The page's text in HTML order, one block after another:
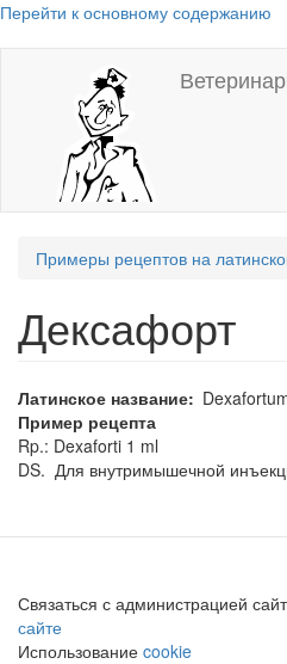
Перейти к основному содержанию
Примеры рецептов на
Дексафорт
Латинское название
Пример рецепта
Rp.: Dexaforti 1 ml
DS. Для внутримышечной
Связаться с администрацией
сайте
Использование cookie